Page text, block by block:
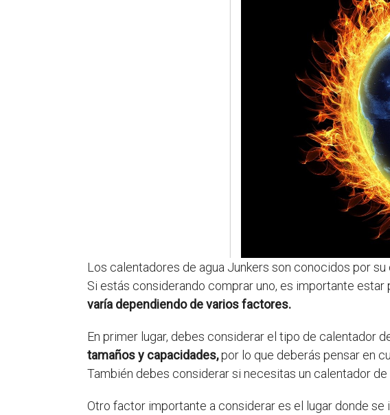
Los calentadores de agua Junkers son conocidos por
Si estás considerando comprar uno, es importante
varía dependiendo de varios factores.
En primer lugar, debes considerar el tipo de calentador
tamaños y capacidades,por lo que deberás pensar en
También debes considerar si necesitas un calentador
Otro factor importante a considerar es el lugar donde se